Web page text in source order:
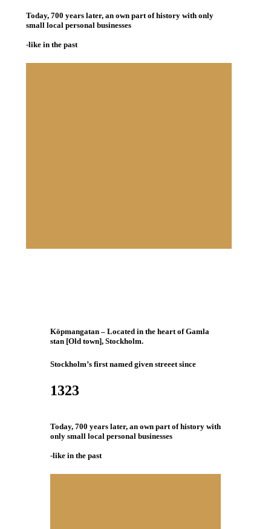
Today, 700 years later, an own part of history with only
small local personal businesses
-like in the past
Köpmangatan – Located in the heart of Gamla
stan [Old town], Stockholm.
Stockholm’s first named given streeet since
1323
Today, 700 years later, an own part of history with
only small local personal businesses
-like in the past